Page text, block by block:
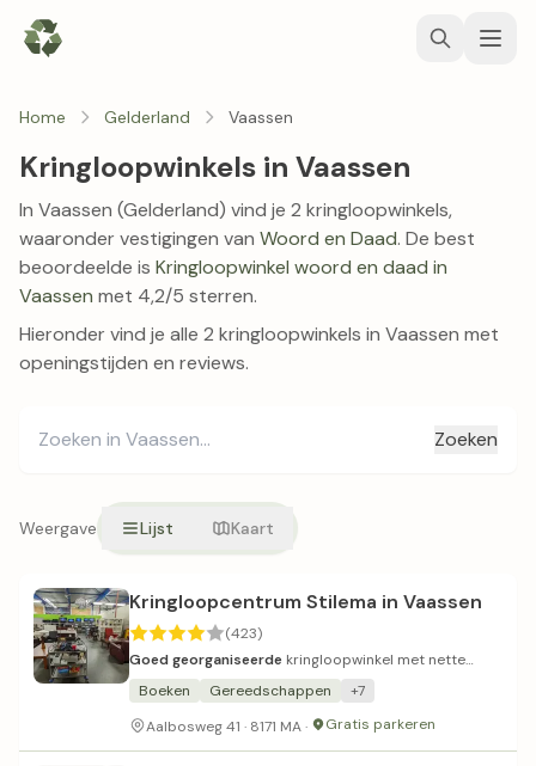
Home Gelderland Vaassen
Kringloopwinkels in Vaassen
In Vaassen (Gelderland) vind je 2 kringloopwinkels,
waaronder vestigingen van Woord en Daad. De best
beoordeelde is Kringloopwinkel woord en daad in
Vaassen met 4,2/5 sterren.
Hieronder vind je alle 2 kringloopwinkels in Vaassen met
openingstijden en reviews.
Zoeken
Weergave Lijst Kaart
Kringloopcentrum Stilema in Vaassen
(423)
Goed georganiseerde kringloopwinkel met nette
presentatie en redelijke prijzen.
Boeken Gereedschappen
+7
Aalbosweg 41 · 8171 MA ·
Gratis parkeren